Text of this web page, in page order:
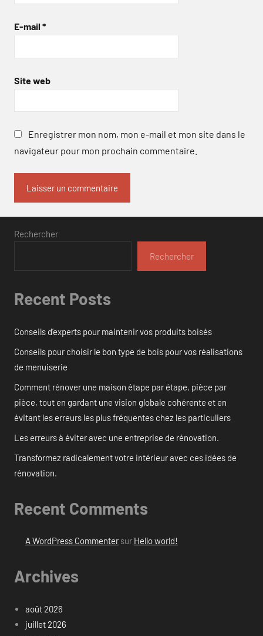
E-mail *
Site web
Enregistrer mon nom, mon e-mail et mon site dans le
navigateur pour mon prochain commentaire.
Rechercher
Rechercher
Recent Posts
Conseils d’experts pour maintenir vos produits boisés
Conseils pour choisir le bon type de bois pour vos réalisations
de menuiserie
Comment rénover une maison étape par étape, pièce par
pièce, tout en gardant une vision globale cohérente et en
évitant les erreurs les plus fréquentes chez les particuliers
Les erreurs à éviter avec une entreprise de rénovation.
Transformez radicalement votre intérieur avec ces idées de
rénovation.
Recent Comments
A WordPress Commentersur Hello world!
Archives
août 2026
juillet 2026